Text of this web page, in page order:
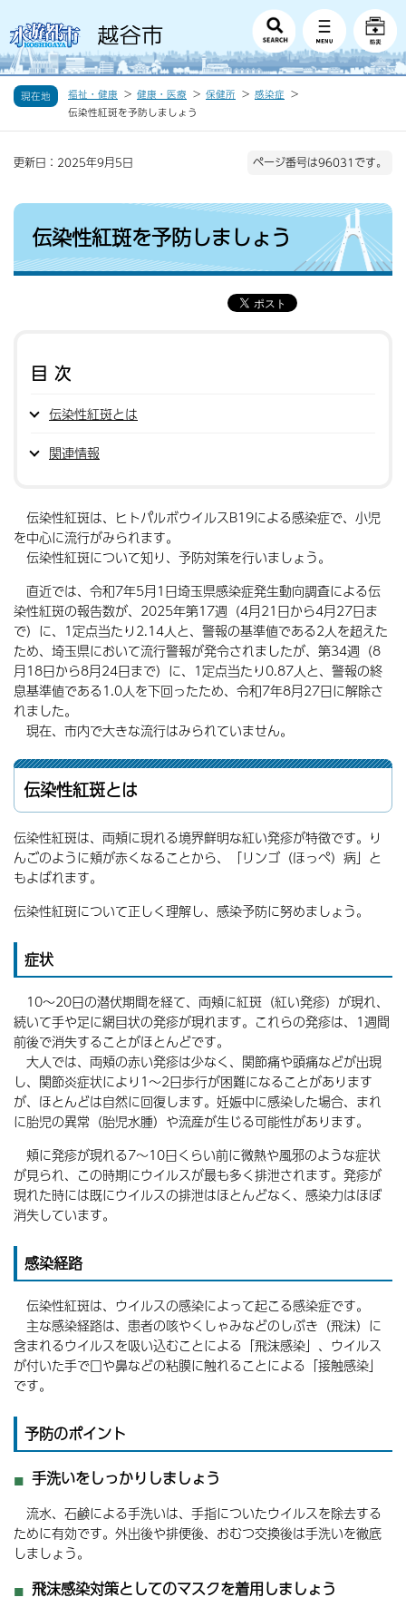
現在地 福祉・健康 健康・医療 保健所
感染症
伝染性紅斑を予防しましょう
更新日：2025年9月5日 ページ番号は96031です。
伝染性紅斑を予防しましょう
目次
伝染性紅斑とは
関連情報
伝染性紅斑は、ヒトパルボウイルスB19による感染症で、小児
を中心に流行がみられます。
伝染性紅斑について知り、予防対策を行いましょう。
直近では、令和7年5月1日埼玉県感染症発生動向調査による伝
染性紅斑の報告数が、2025年第17週（4月21日から4月27日ま
で）に、1定点当たり2.14人と、警報の基準値である2人を超えた
ため、埼玉県において流行警報が発令されましたが、第34週（8
月18日から8月24日まで）に、1定点当たり0.87人と、警報の終
息基準値である1.0人を下回ったため、令和7年8月27日に解除さ
れました。
現在、市内で大きな流行はみられていません。
伝染性紅斑とは
伝染性紅斑は、両頬に現れる境界鮮明な紅い発疹が特徴です。り
んごのように頬が赤くなることから、「リンゴ（ほっぺ）病」と
もよばれます。
伝染性紅斑について正しく理解し、感染予防に努めましょう。
症状
10～20日の潜伏期間を経て、両頬に紅斑（紅い発疹）が現れ、
続いて手や足に網目状の発疹が現れます。これらの発疹は、1週間
前後で消失することがほとんどです。
大人では、両頬の赤い発疹は少なく、関節痛や頭痛などが出現
し、関節炎症状により1～2日歩行が困難になることがあります
が、ほとんどは自然に回復します。妊娠中に感染した場合、まれ
に胎児の異常（胎児水腫）や流産が生じる可能性があります。
頬に発疹が現れる7～10日くらい前に微熱や風邪のような症状
が見られ、この時期にウイルスが最も多く排泄されます。発疹が
現れた時には既にウイルスの排泄はほとんどなく、感染力はほぼ
消失しています。
感染経路
伝染性紅斑は、ウイルスの感染によって起こる感染症です。
主な感染経路は、患者の咳やくしゃみなどのしぶき（飛沫）に
含まれるウイルスを吸い込むことによる「飛沫感染」、ウイルス
が付いた手で口や鼻などの粘膜に触れることによる「接触感染」
です。
予防のポイント
手洗いをしっかりしましょう
流水、石鹸による手洗いは、手指についたウイルスを除去する
ために有効です。外出後や排便後、おむつ交換後は手洗いを徹底
しましょう。
飛沫感染対策としてのマスクを着用しましょう